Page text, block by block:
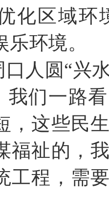
化区域环
乐环境。
人圆“兴
我们一路看
， 这些民
福祉的 ，
工程 ， 需